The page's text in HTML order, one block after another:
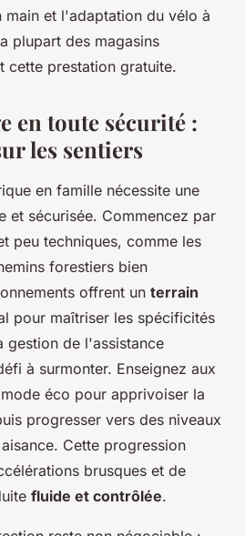
et l'adaptation du vélo à
plupart des magasins
cette prestation gratuite.
en toute sécurité :
les sentiers
en famille nécessite une
et sécurisée. Commencez par
peu techniques, comme les
forestiers bien
offrent un terrain
pour maîtriser les spécificités
gestion de l'assistance
à surmonter. Enseignez aux
éco pour apprivoiser la
progresser vers des niveaux
Cette progression
brusques et de
fluide et contrôlée.